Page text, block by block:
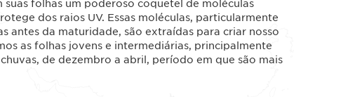
suas folhas um poderoso coquetel de moléculas
dos raios UV. Essas moléculas, particularmente
antes da maturidade, são extraídas para criar nosso
as folhas jovens e intermediárias, principalmente
de dezembro a abril, período em que são mais